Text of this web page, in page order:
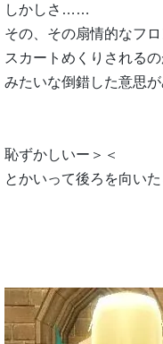
しかしさ……
その、その扇情的なフ
スカートめくりされる
みたいな倒錯した意思が
恥ずかしいー＞＜
とかいって後ろを向いた